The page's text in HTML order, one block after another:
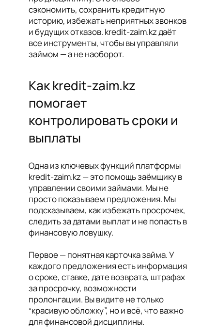
сэкономить, сохранить кредитную
историю, избежать неприятных звонков
и будущих отказов. kredit-zaim.kz даёт
все инструменты, чтобы вы управляли
займом — а не наоборот.
Как kredit-zaim.kz
помогает
контролировать сроки и
выплаты
Одна из ключевых функций платформы
kredit-zaim.kz — это помощь заёмщику в
управлении своими займами. Мы не
просто показываем предложения. Мы
подсказываем, как избежать просрочек,
следить за датами выплат и не попасть в
финансовую ловушку.
Первое — понятная карточка займа. У
каждого предложения есть информация
о сроке, ставке, дате возврата, штрафах
за просрочку, возможности
пролонгации. Вы видите не только
“красивую обложку”, но и всё, что важно
для финансовой дисциплины.